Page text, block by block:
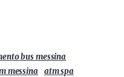
bus messina
messina atm spa